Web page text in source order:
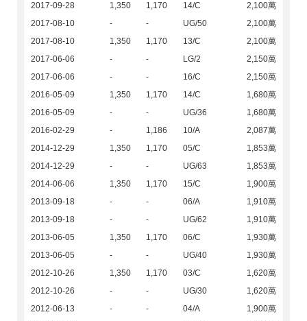
2017-09-28
1,350 1,170 14/C
2,100萬
2017-08-10
- - UG/50
2,100萬
2017-08-10
1,350 1,170 13/C
2,100萬
2017-06-06
- - LG/2
2,150萬
2017-06-06
- - 16/C
2,150萬
2016-05-09
1,350 1,170 14/C
1,680萬
2016-05-09
- - UG/36
1,680萬
2016-02-29
- 1,186 10/A
2,087萬
2014-12-29
1,350 1,170 05/C
1,853萬
2014-12-29
- - UG/63
1,853萬
2014-06-06
1,350 1,170 15/C
1,900萬
2013-09-18
- - 06/A
1,910萬
2013-09-18
- - UG/62
1,910萬
2013-06-05
1,350 1,170 06/C
1,930萬
2013-06-05
- - UG/40
1,930萬
2012-10-26
1,350 1,170 03/C
1,620萬
2012-10-26
- - UG/30
1,620萬
2012-06-13
- - 04/A
1,900萬